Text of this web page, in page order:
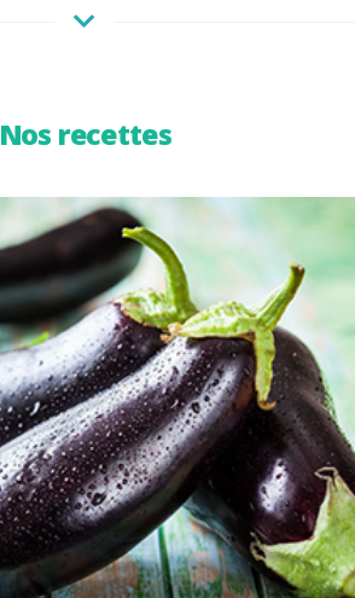
Nos recettes